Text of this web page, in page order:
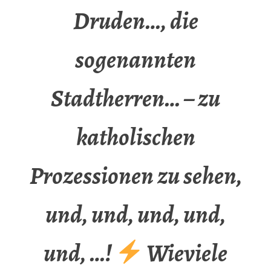
Druden…, die
sogenannten
Stadtherren… – zu
katholischen
Prozessionen zu sehen,
und, und, und, und,
und, …!
Wieviele